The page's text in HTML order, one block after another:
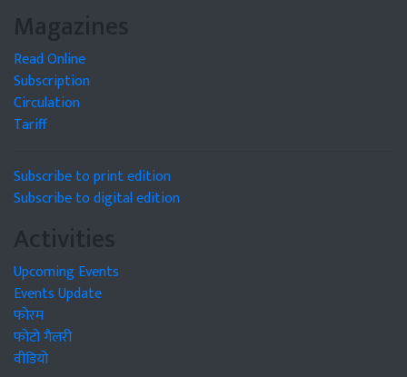
Magazines
Read Online
Subscription
Circulation
Tariff
Subscribe to print edition
Subscribe to digital edition
Activities
Upcoming Events
Events Update
फोरम
फोटो गैलरी
वीडियो